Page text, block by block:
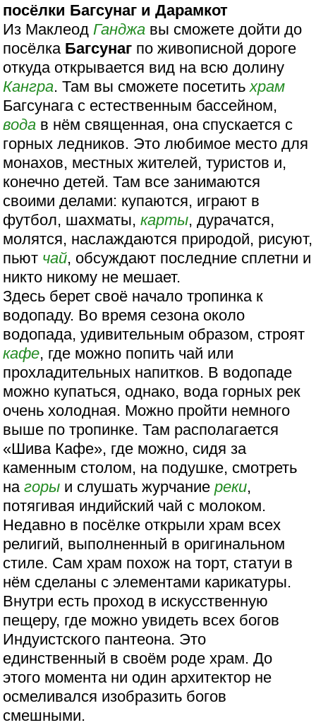
посёлки Багсунаг и Дарамкот
Из Маклеод Ганджа вы сможете дойти до
посёлка Багсунаг по живописной дороге
откуда открывается вид на всю долину
Кангра. Там вы сможете посетитьхрам
Багсунага с естественным бассейном,
вода в нём священная, она спускается с
горных ледников. Это любимое место для
монахов, местных жителей, туристов и,
конечно детей. Там все занимаются
своими делами: купаются, играют в
футбол, шахматы,карты, дурачатся,
молятся, наслаждаются природой, рисуют,
пьют чай, обсуждают последние сплетни и
никто никому не мешает.
Здесь берет своё начало тропинка к
водопаду. Во время сезона около
водопада, удивительным образом, строят
кафе, где можно попить чай или
прохладительных напитков. В водопаде
можно купаться, однако, вода горных рек
очень холодная. Можно пройти немного
выше по тропинке. Там располагается
«Шива Кафе», где можно, сидя за
каменным столом, на подушке, смотреть
нагоры и слушать журчаниереки,
потягивая индийский чай с молоком.
Недавно в посёлке открыли храм всех
религий, выполненный в оригинальном
стиле. Сам храм похож на торт, статуи в
нём сделаны с элементами карикатуры.
Внутри есть проход в искусственную
пещеру, где можно увидеть всех богов
Индуистского пантеона. Это
единственный в своём роде храм. До
этого момента ни один архитектор не
осмеливался изобразить богов
смешными.